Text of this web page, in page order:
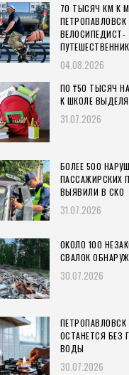
70 ТЫСЯЧ КМ К
ПЕТРОПАВЛОВСК
ВЕЛОСИПЕДИСТ-
04.08.2026
ПО ₸50 ТЫСЯЧ
К ШКОЛЕ
31.07.2026
БОЛЕЕ 500
ПАССАЖИРСКИХ
ВЫЯВИЛИ В СКО
31.07.2026
ОКОЛО 100
СВАЛОК
30.07.2026
ПЕТРОПАВЛОВСК
ОСТАНЕТСЯ БЕЗ
ВОДЫ
30.07.2026